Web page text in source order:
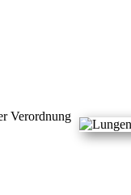
Verordnung